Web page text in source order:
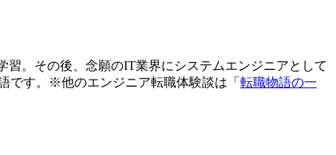
習。その後、念願のIT業界にシステムエンジニアとして
です。
※他のエンジニア転職体験談は「 転職物語の一